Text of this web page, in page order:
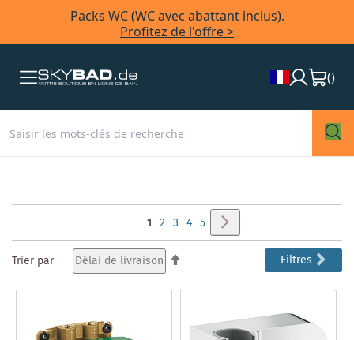
Packs WC (WC avec abattant inclus).
Profitez de l'offre >
()
Vous
lisez
actuellement
1 Page
2 Page
3 Page
4 Page
5
Trier par
décroissant
Filtres